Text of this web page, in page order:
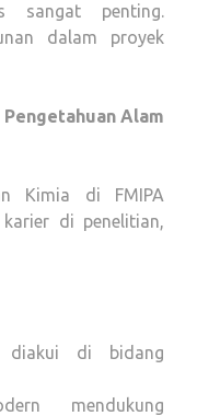
sangat penting.
dalam proyek
Alam
Kimia di FMIPA
di penelitian,
diakui di bidang
mendukung